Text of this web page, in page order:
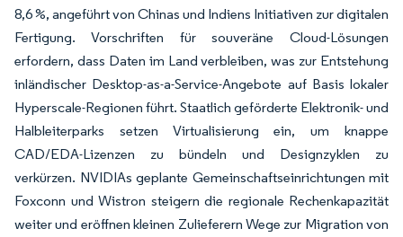
8,6 %, angeführt von Chinas und Indiens Initiativen zur digitalen
Fertigung. Vorschriften für souveräne Cloud-Lösungen
erfordern, dass Daten im Land verbleiben, was zur Entstehung
inländischer Desktop-as-a-Service-Angebote auf Basis lokaler
Hyperscale-Regionen führt. Staatlich geförderte Elektronik- und
Halbleiterparks setzen Virtualisierung ein, um knappe
CAD/EDA-Lizenzen zu bündeln und Designzyklen zu
verkürzen. NVIDIAs geplante Gemeinschaftseinrichtungen mit
Foxconn und Wistron steigern die regionale Rechenkapazität
weiter und eröffnen kleinen Zulieferern Wege zur Migration von